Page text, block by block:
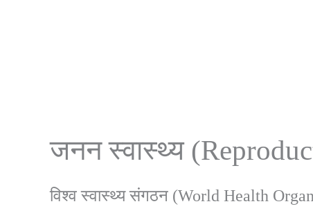
जनन स्वास्थ्य
विश्व स्वास्थ्य संगठन (World Health